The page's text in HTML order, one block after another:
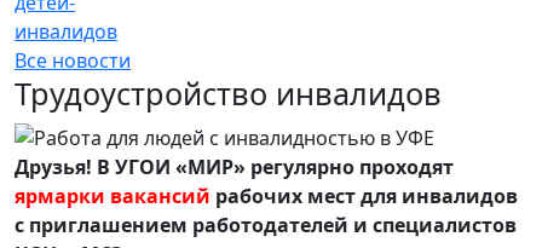
инвалидов
Все новости
Трудоустройство инвалидов
Друзья! В УГОИ «МИР» регулярно проходят
ярмарки вакансий рабочих мест для инвалидов
с приглашением работодателей и специалистов